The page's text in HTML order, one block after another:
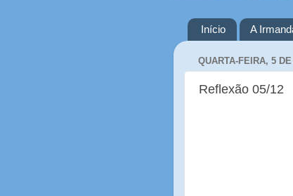
Início A
QUARTA-FEIRA, 5
Reflexão 05/12